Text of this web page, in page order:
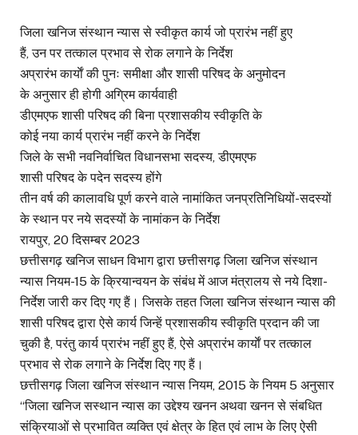
जिला खनिज संस्थान न्यास से स्वीकृत कार्य जो प्रारंभ नहीं हुए
हैं, उन पर तत्काल प्रभाव से रोक लगाने के निर्देश
अप्रारंभ कार्याें की पुनः समीक्षा और शासी परिषद के अनुमोदन
के अनुसार ही होगी अग्रिम कार्यवाही
डीएमएफ शासी परिषद की बिना प्रशासकीय स्वीकृति के
कोई नया कार्य प्रारंभ नहीं करने के निर्देश
जिले के सभी नवनिर्वाचित विधानसभा सदस्य, डीएमएफ
शासी परिषद के पदेन सदस्य होंगे
तीन वर्ष की कालावधि पूर्ण करने वाले नामांकित जनप्रतिनिधियों-सदस्यों
के स्थान पर नये सदस्यों के नामांकन के निर्देश
रायपुर, 20 दिसम्बर 2023
छत्तीसगढ़ खनिज साधन विभाग द्वारा छत्तीसगढ़ जिला खनिज संस्थान
न्यास नियम-15 के क्रियान्वयन के संबंध में आज मंत्रालय से नये दिशा-
निर्देश जारी कर दिए गए हैं। जिसके तहत जिला खनिज संस्थान न्यास की
शासी परिषद द्वारा ऐसे कार्य जिन्हें प्रशासकीय स्वीकृति प्रदान की जा
चुकी है, परंतु कार्य प्रारंभ नहीं हुए हैं, ऐसे अप्रारंभ कार्याें पर तत्काल
प्रभाव से रोक लगाने के निर्देश दिए गए हैं।
छत्तीसगढ़ जिला खनिज संस्थान न्यास नियम, 2015 के नियम 5 अनुसार
‘‘जिला खनिज सस्थान न्यास का उद्देश्य खनन अथवा खनन से संबधित
संक्रियाओं से प्रभावित व्यक्ति एवं क्षेत्र के हित एवं लाभ के लिए ऐसी